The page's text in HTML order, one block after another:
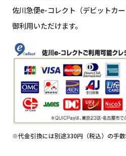
佐川急便e-コレクト（デビットカ
御利用いただけます。
※代金引換には別途330円（税込）の手